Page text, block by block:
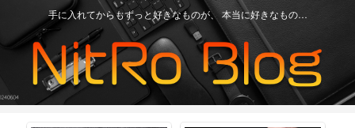
手に入れてからもずっと好きなものが、 本当に好きなもの…